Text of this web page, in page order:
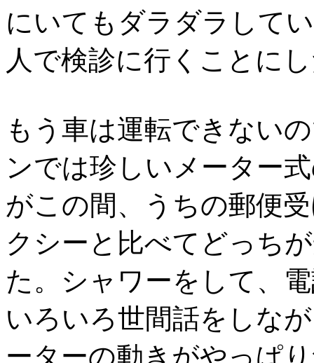
にいてもダラダラして
人で検診に行くことに
もう車は運転できない
ンでは珍しいメーター
がこの間、うちの郵便
クシーと比べてどっち
た。シャワーをして、
いろいろ世間話をしな
ーターの動きがやっぱ